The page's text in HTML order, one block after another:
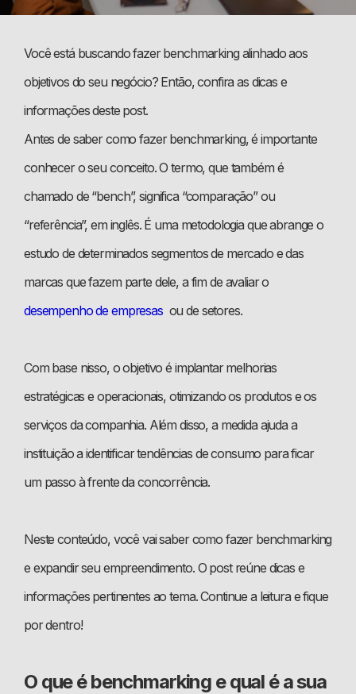
Você está buscando fazer benchmarking alinhado aos
objetivos do seu negócio? Então, confira as dicas e
informações deste post.
Antes de saber como fazer benchmarking, é importante
conhecer o seu conceito. O termo, que também é
chamado de “bench”, significa “comparação” ou
“referência”, em inglês. É uma metodologia que abrange o
estudo de determinados segmentos de mercado e das
marcas que fazem parte dele, a fim de avaliar o
desempenho de empresasou de setores.
Com base nisso, o objetivo é implantar melhorias
estratégicas e operacionais, otimizando os produtos e os
serviços da companhia. Além disso, a medida ajuda a
instituição a identificar tendências de consumo para ficar
um passo à frente da concorrência.
Neste conteúdo, você vai saber como fazer benchmarking
e expandir seu empreendimento. O post reúne dicas e
informações pertinentes ao tema. Continue a leitura e fique
por dentro!
O que é benchmarking e qual é a sua